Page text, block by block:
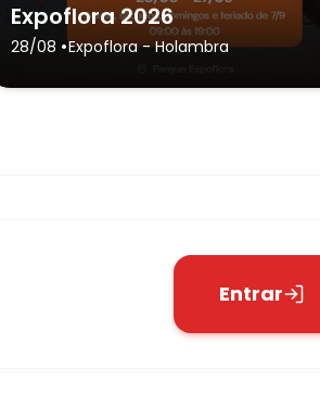
Expoflora 2026
28/08 •Expoflora- Holambra
Entrar